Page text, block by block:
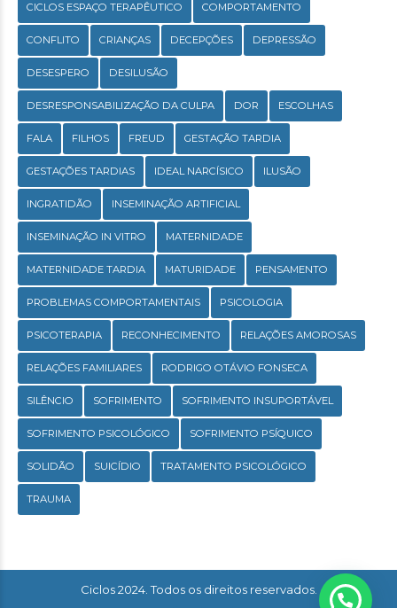
CICLOS ESPAÇO TERAPÊUTICO COMPORTAMENTO
CONFLITO CRIANÇAS DECEPÇÕES DEPRESSÃO
DESESPERO DESILUSÃO
DESRESPONSABILIZAÇÃO DA CULPA DOR ESCOLHAS
FALA FILHOS FREUD GESTAÇÃO TARDIA
GESTAÇÕES TARDIAS IDEAL NARCÍSICO ILUSÃO
INGRATIDÃO INSEMINAÇÃO ARTIFICIAL
INSEMINAÇÃO IN VITRO MATERNIDADE
MATERNIDADE TARDIA MATURIDADE PENSAMENTO
PROBLEMAS COMPORTAMENTAIS PSICOLOGIA
PSICOTERAPIA RECONHECIMENTO RELAÇÕES AMOROSAS
RELAÇÕES FAMILIARES RODRIGO OTÁVIO FONSECA
SILÊNCIO SOFRIMENTO SOFRIMENTO INSUPORTÁVEL
SOFRIMENTO PSICOLÓGICO SOFRIMENTO PSÍQUICO
SOLIDÃO SUICÍDIO TRATAMENTO PSICOLÓGICO
TRAUMA
Ciclos 2024. Todos os direitos reservados.